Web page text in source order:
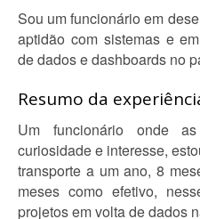
Sou um funcionário em
aptidão com sistemas e
de dados e dashboards no
Resumo da
Um funcionário onde
curiosidade e interesse,
transporte a um ano, 8
meses como efetivo,
projetos em volta de dados